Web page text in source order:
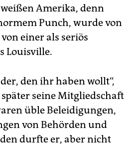
Amerika, denn
Punch, wurde von
einer als seriös
Louisville.
den ihr haben wollt“,
seine Mitgliedschaft
üble Beleidigungen,
von Behörden und
durfte er, aber nicht